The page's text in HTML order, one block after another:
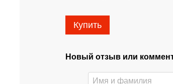
Купить
Новый отзыв или